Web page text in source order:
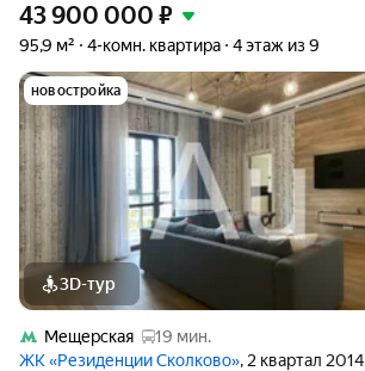
43 900 000 ₽
95,9 м² 4-комн. квартира 4 этаж из 9
новостройка
3D-тур
Мещерская
19 мин.
ЖК «Резиденции Сколково», 2 квартал 2014